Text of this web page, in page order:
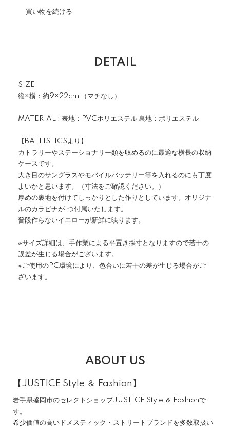
買い物を続ける
DETAIL
SIZE
縦×横：約9×22cm （マチなし）
MATERIAL : 表地：PVCポリエステル 裏地：ポリエステル
【BALLISTICSより】
カトラリーやステーショナリー類を収めるのに最適な横長の収納
ケースです。
大き目のサングラスやモバイルバッテリー等を入れるのにも丁度
よいかと思います。（寸法をご確認ください。）
厚めの裏地を付けてしっかりとした作りとしています。オリジナ
ルのカラビナが1つ付属いたします。
普段作らないイエローが新鮮に映ります。
※サイズ詳細は、手作業による平置き採寸となりますので若干の
誤差が生じる場合がございます。
※ご使用のPC環境により、色合いに若干の差が生じる場合がご
ざいます。
ABOUT US
【JUSTICE Style ＆ Fashion】
岩手県盛岡市のセレクトショップJUSTICE Style ＆ Fashionで
す。
希少価値の高いドメスティック・ストリートブランドを多数取扱い